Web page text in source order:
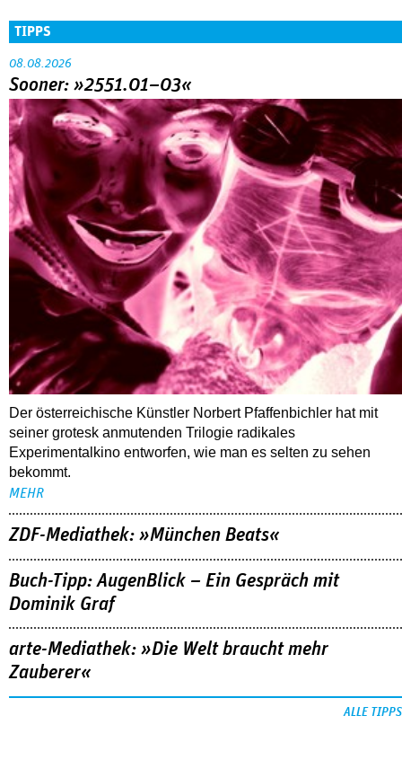
TIPPS
08.08.2026
Sooner: »2551.01–03«
Der österreichische Künstler Norbert Pfaffenbichler hat mit
seiner grotesk anmutenden Trilogie radikales
Experimentalkino entworfen, wie man es selten zu sehen
bekommt.
MEHR
ZDF-Mediathek: »München Beats«
Buch-Tipp: AugenBlick – Ein Gespräch mit
Dominik Graf
arte-Mediathek: »Die Welt braucht mehr
Zauberer«
ALLE TIPPS